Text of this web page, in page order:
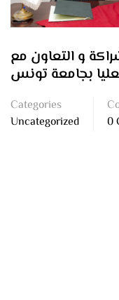
و التعاون مع
بجامعة تونس
Categories
Uncategorized
0